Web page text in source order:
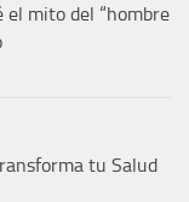
el mito del “hombre
tu Salud